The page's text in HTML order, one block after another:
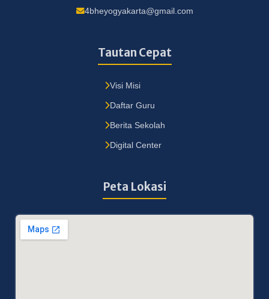
4bheyogyakarta@gmail.com
Tautan Cepat
Visi Misi
Daftar Guru
Berita Sekolah
Digital Center
Peta Lokasi